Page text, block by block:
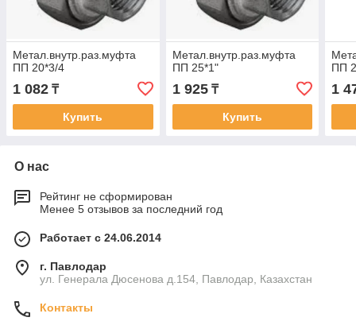
Метал.внутр.раз.муфта
ПП 20*3/4
1 082 ₸
Купить
Метал.внутр.раз.муфта
ПП 25*1"
1 925₸
Купить
ПП
1
О нас
Рейтинг не сформирован
Менее 5 отзывов за последний год
Работает с 24.06.2014
г. Павлодар
ул. Генерала Дюсенова д.154, Павлодар, Казахстан
Контакты